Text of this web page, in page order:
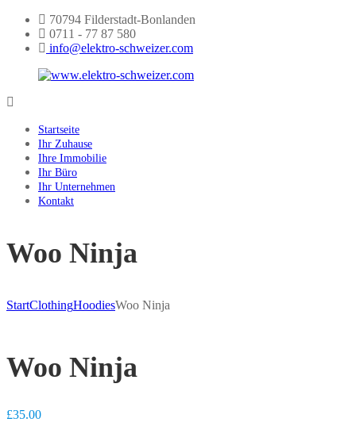
Skip
content
70794 Filderstadt-Bonlanden
0711 - 77 87 580
info@elektro-schweizer.com
schweizer.com
Startseite
Ihr Zuhause
Ihre Immobilie
Ihr Büro
Ihr Unternehmen
Kontakt
Woo Ninja
StartClothingHoodiesWoo Ninja
Woo Ninja
£35.00